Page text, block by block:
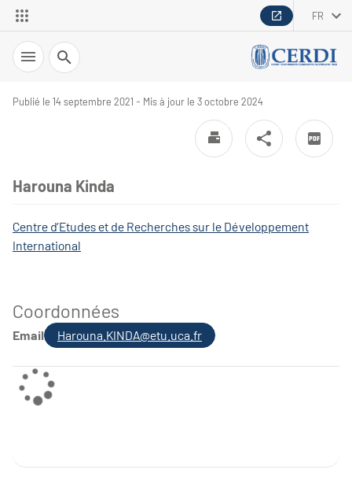
FR
Recherche
Publié le 14 septembre 2021 - Mis à jour le 3 octobre 2024
Harouna Kinda
Centre d’Etudes et de Recherches sur le Développement
International
Coordonnées
Email Harouna.KINDA@etu.uca.fr